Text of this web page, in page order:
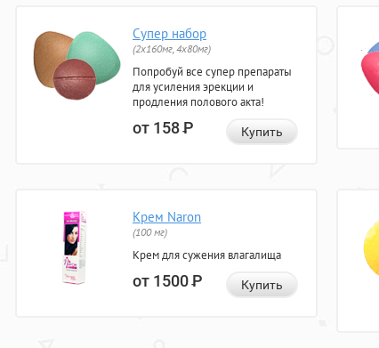
Супер набор
(2х160мг, 4х80мг)
Попробуй все супер препараты
для усиления эрекции и
продления полового акта!
от 158Р Купить
Крем Naron
(100 мг)
Крем для сужения влагалища
от 1500Р Купить